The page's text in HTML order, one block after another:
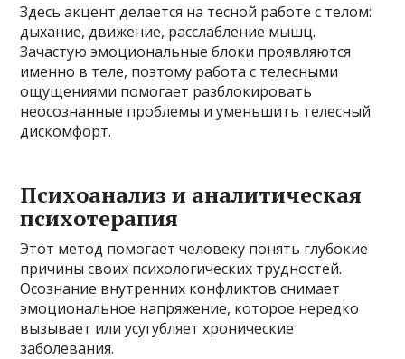
Здесь акцент делается на тесной работе с телом:
дыхание, движение, расслабление мышц.
Зачастую эмоциональные блоки проявляются
именно в теле, поэтому работа с телесными
ощущениями помогает разблокировать
неосознанные проблемы и уменьшить телесный
дискомфорт.
Психоанализ и аналитическая
психотерапия
Этот метод помогает человеку понять глубокие
причины своих психологических трудностей.
Осознание внутренних конфликтов снимает
эмоциональное напряжение, которое нередко
вызывает или усугубляет хронические
заболевания.